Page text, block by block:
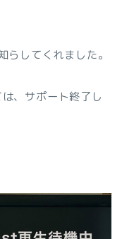
してくれました。
、サポート終了し